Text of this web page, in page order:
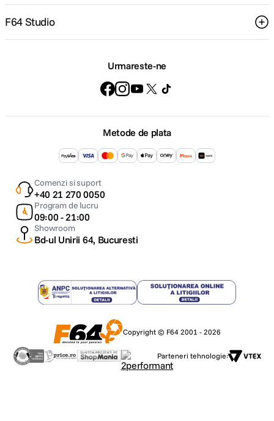
F64 Studio
Urmareste-ne
Metode de plata
Comenzi si suport
+40 21 270 0050
Program de lucru
09:00 - 21:00
Showroom
Bd-ul Unirii 64, Bucuresti
Copyright © F64 2001 - 2026
Parteneri tehnologie: